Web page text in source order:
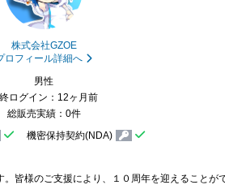
株式会社GZOE
ロフィール詳細へ
男性
ログイン：12ヶ月前
総販売実績：0件
機密保持契約(NDA)
皆様のご支援により、１０周年を迎えることが